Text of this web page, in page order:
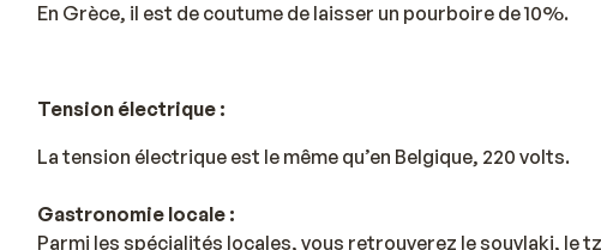
En Grèce, il est de coutume de laisser un pourboire de 10%.
Tension électrique :
La tension électrique est le même qu’en Belgique, 220 volts.
Gastronomie locale :
Parmi les spécialités locales, vous retrouverez le souvlaki, le